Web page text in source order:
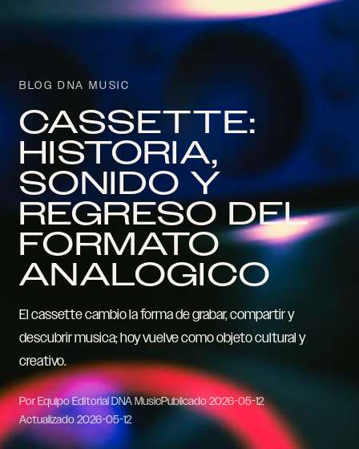
BLOG DNA MUSIC
CASSETTE:
HISTORIA,
SONIDO Y
REGRESO DEL
FORMATO
ANALOGICO
El cassette cambio la forma de grabar, compartir y
descubrir musica; hoy vuelve como objeto cultural y
creativo.
Por Equipo Editorial DNA MusicPublicado2026-05-12
Actualizado2026-05-12